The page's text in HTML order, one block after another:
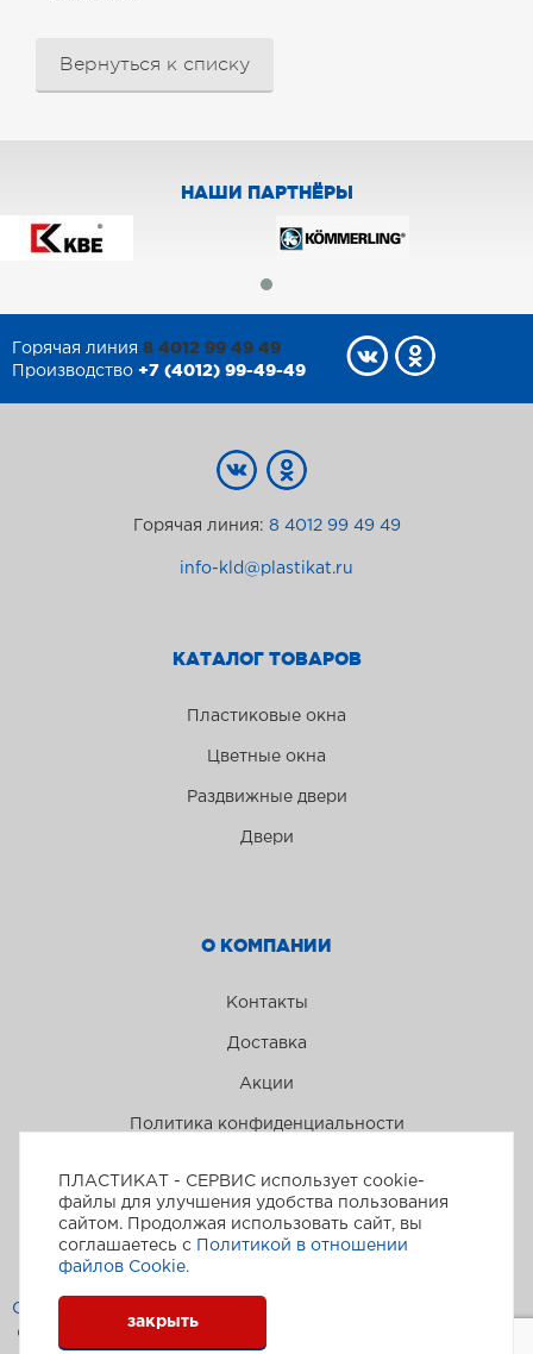
Вернуться к списку
НАШИ ПАРТНЁРЫ
Горячая линия 8 4012 99 49 49
Производство +7 (4012) 99-49-49
Пластикат-сервис © 2026
Создание и поддержка сайта
ООО Инфотех (Westpower)
О КОМПАНИИ
Контакты
Доставка
Акции
Политика конфиденциальности
КАТАЛОГ ТОВАРОВ
Пластиковые окна
Цветные окна
Раздвижные двери
Двери
Горячая линия: 8 4012 99 49 49
info-kld@plastikat.ru
ПЛАСТИКАТ - СЕРВИС использует cookie-
файлы для улучшения удобства пользования
сайтом. Продолжая использовать сайт, вы
соглашаетесь с
Политикой в отношении
файлов Сookie.
закрыть